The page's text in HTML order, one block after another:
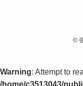
©
Warning: Attempt to
/home/c3513043/